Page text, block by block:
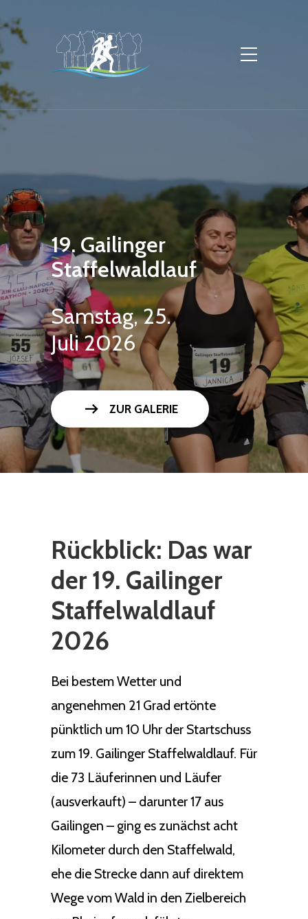
19. Gailinger
Staffelwaldlauf
Samstag, 25.
Juli 2026
arrow_right_alt ZUR GALERIE
Rückblick: Das war
der 19. Gailinger
Staffelwaldlauf
2026
Bei bestem Wetter und
angenehmen 21 Grad ertönte
pünktlich um 10 Uhr der Startschuss
zum 19. Gailinger Staffelwaldlauf. Für
die 73 Läuferinnen und Läufer
(ausverkauft) – darunter 17 aus
Gailingen – ging es zunächst acht
Kilometer durch den Staffelwald,
ehe die Strecke dann auf direktem
Wege vom Wald in den Zielbereich